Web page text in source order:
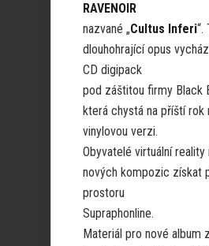
RAVENOIR
nazvané „Cultus Inferi“.
dlouhohrající opus
CD digipack
pod záštitou firmy Black
která chystá na příští rok
vinylovou verzi.
Obyvatelé virtuální reality
nových kompozic získat
prostoru
Supraphonline.
Materiál pro nové album